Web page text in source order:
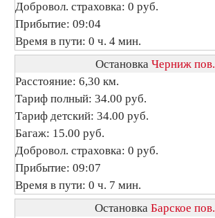
Добровол. страховка: 0 руб.
Прибытие: 09:04
Время в пути: 0 ч. 4 мин.
Остановка Черниж пов.
Расстояние: 6,30 км.
Тариф полный: 34.00 руб.
Тариф детский: 34.00 руб.
Багаж: 15.00 руб.
Добровол. страховка: 0 руб.
Прибытие: 09:07
Время в пути: 0 ч. 7 мин.
Остановка Барское пов.